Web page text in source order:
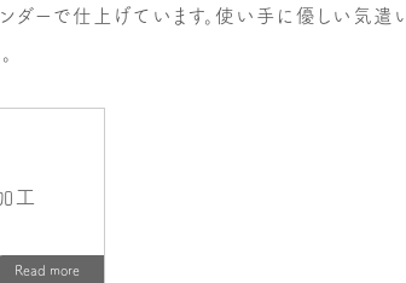
ーで仕上げています。使い手に優しい気遣